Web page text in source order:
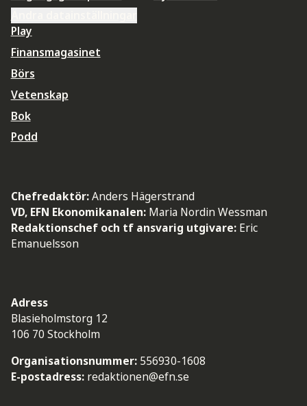
Play
Finansmagasinet
Börs
Vetenskap
Bok
Podd
Chefredaktör:Anders Hägerstrand
VD, EFN Ekonomikanalen: Maria Nordin Wessman
Redaktionschef och tf ansvarig utgivare: Eric
Emanuelsson
Adress
Blasieholmstorg 12
106 70 Stockholm
Organisationsnummer: 556930-1608
E-postadress: redaktionen@efn.se